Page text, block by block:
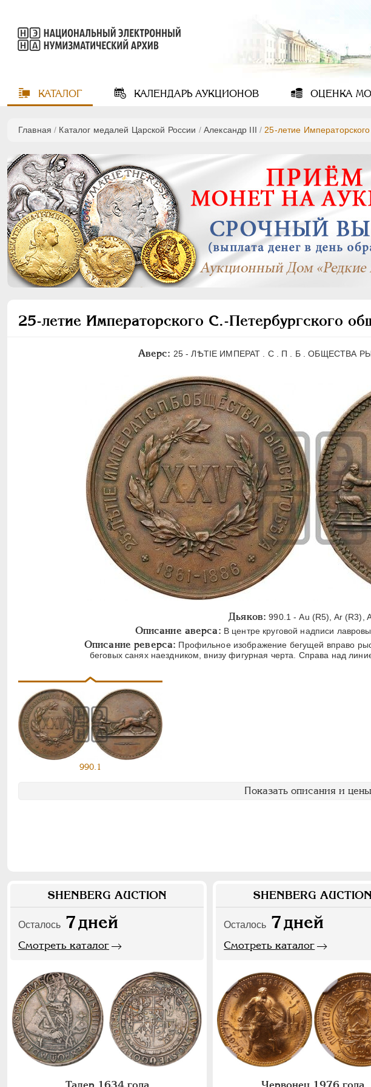
КАТАЛОГ КАЛЕНДАРЬАУКЦИОНОВ ОЦЕНКА
Главная / Каталог медалей Царской России /Александр III / 25-летие
25-летие Императорского С.-Петербургского
Аверс: 25 - ЛѢТIЕ ИМПЕРАТ . С . П . Б . ОБЩЕСТВА
Дьяков: 990.1 - Au (R5), Ar (R3),
Описание аверса: В центре круговой надписи
Описание реверса: Профильное изображение бегущей вправо
беговых санях наездником, внизу фигурная черта. Справа над
990.1
Показать описания и цены
SHENBERG AUCTION
Осталось 7дней
Смотреть каталог
Талер 1634 года
SHENBERG AUCTION
Осталось 7дней
Смотреть каталог
Червонец 1976 года